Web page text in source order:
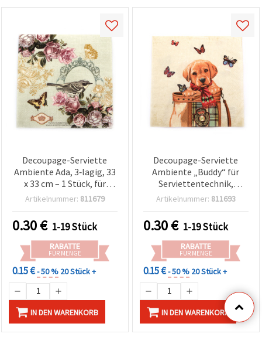
Decoupage-Serviette
Ambiente Ada, 3‑lagig, 33
x 33 cm – 1 Stück, für
Serviettentechnik &
Artikelnummer: 811679
0.30€ 1-19 Stück
RABATTE
FÜR MENGE
0.15 €- 50 % 20 Stück +
IN DEN WARENKORB
Decoupage-Serviette
Ambiente „Buddy“ für
Serviettentechnik,
3‑lagig, 33 × 33 cm – 1
Artikelnummer: 811693
0.30€ 1-19 Stück
RABATTE
FÜR MENGE
0.15 €- 50 % 20 Stück +
IN DEN WARENKORB